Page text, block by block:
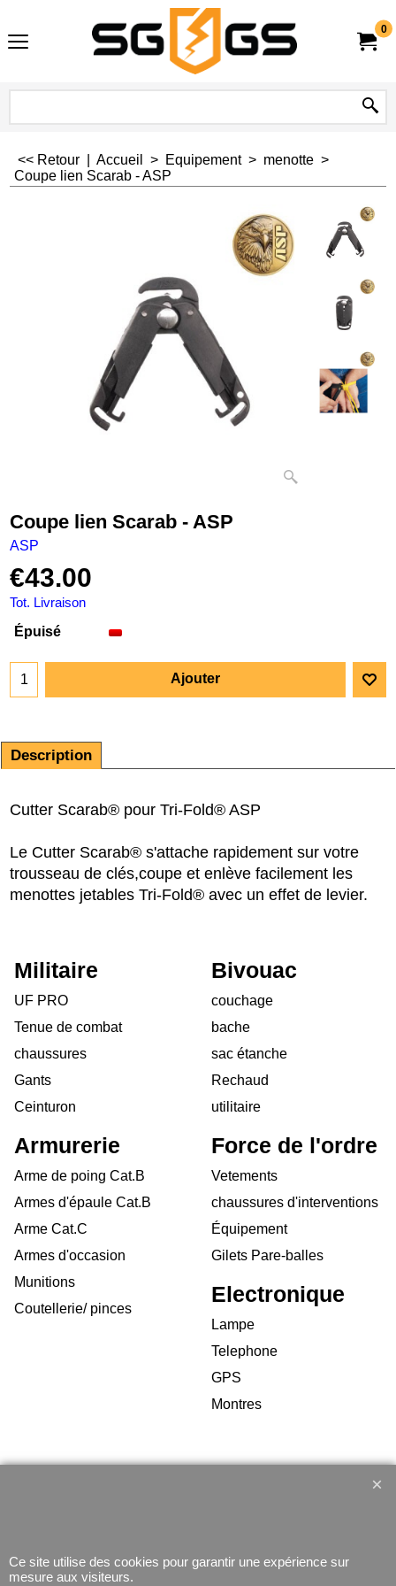
0
<< Retour Accueil > Equipement> menotte >
Coupe lien Scarab - ASP
Coupe lien Scarab - ASP
ASP
€43.00
Tot. Livraison
Épuisé
Ajouter
Description
Cutter Scarab® pour Tri-Fold® ASP
Le Cutter Scarab® s'attache rapidement sur votre
trousseau de clés,coupe et enlève facilement les
menottes jetables Tri-Fold® avec un effet de levier.
Militaire
UF PRO
Tenue de combat
chaussures
Gants
Ceinturon
Bivouac
couchage
bache
sac étanche
Rechaud
utilitaire
Armurerie
Arme de poing Cat.B
Armes d'épaule Cat.B
Arme Cat.C
Armes d'occasion
Munitions
Coutellerie/ pinces
Force de l'ordre
Vetements
chaussures d'interventions
Équipement
Gilets Pare-balles
Electronique
Lampe
Telephone
GPS
Montres
Ce site utilise des cookies pour garantir une expérience sur
mesure aux visiteurs.